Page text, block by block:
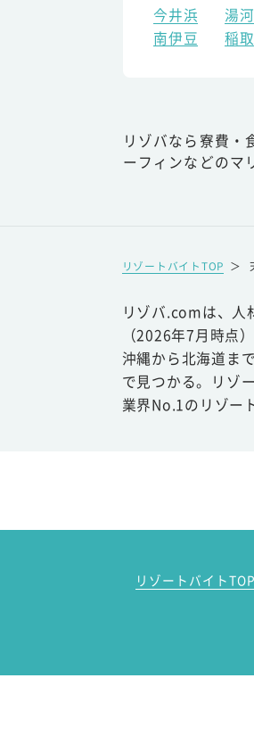
今井浜
湯
南伊豆
稲取
リゾバなら寮費・
ーフィンなどのマ
リゾートバイトTOP ＞
リゾバ.comは、人
（2026年7月時点
沖縄から北海道ま
で見つかる。リゾ
業界No.1のリゾー
リゾートバイトTOP